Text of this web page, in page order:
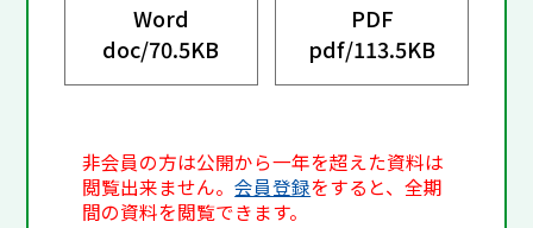
Word
doc/70.5KB
PDF
pdf/113.5KB
非会員の方は公開から一年を超えた資料は
閲覧出来ません。会員登録をすると、全期
間の資料を閲覧できます。